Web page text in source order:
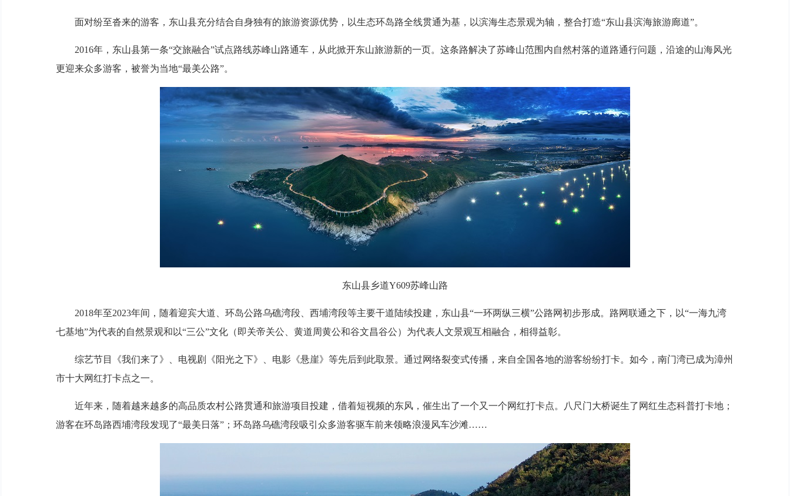
面对纷至沓来的游客，东山县充分结合自身独有的旅游资源优势，以生态环岛路全线贯通为基，以滨海生态景观为轴，整合打造“东山县滨海旅游廊道”。
2016年，东山县第一条“交旅融合”试点路线苏峰山路通车，从此掀开东山旅游新的一页。这条路解决了苏峰山范围内自然村落的道路通行问题，沿途的山海风光
更迎来众多游客，被誉为当地“最美公路”。
东山县乡道Y609苏峰山路
2018年至2023年间，随着迎宾大道、环岛公路乌礁湾段、西埔湾段等主要干道陆续投建，东山县“一环两纵三横”公路网初步形成。路网联通之下，以“一海九湾
七基地”为代表的自然景观和以“三公”文化（即关帝关公、黄道周黄公和谷文昌谷公）为代表人文景观互相融合，相得益彰。
综艺节目《我们来了》、电视剧《阳光之下》、电影《悬崖》等先后到此取景。通过网络裂变式传播，来自全国各地的游客纷纷打卡。如今，南门湾已成为漳州
市十大网红打卡点之一。
近年来，随着越来越多的高品质农村公路贯通和旅游项目投建，借着短视频的东风，催生出了一个又一个网红打卡点。八尺门大桥诞生了网红生态科普打卡地；
游客在环岛路西埔湾段发现了“最美日落”；环岛路乌礁湾段吸引众多游客驱车前来领略浪漫风车沙滩……